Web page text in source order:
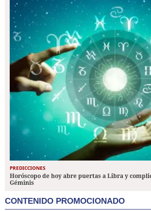
PREDICCIONES
Horóscopo de hoy abre puertas a Libra y
Géminis
CONTENIDO PROMOCIONADO